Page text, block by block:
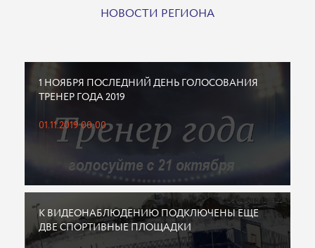
НОВОСТИ РЕГИОНА
1 НОЯБРЯ ПОСЛЕДНИЙ ДЕНЬ ГОЛОСОВАНИЯ
ТРЕНЕР ГОДА 2019
01.11.2019 00:00
К ВИДЕОНАБЛЮДЕНИЮ ПОДКЛЮЧЕНЫ ЕЩЕ
ДВЕ СПОРТИВНЫЕ ПЛОЩАДКИ